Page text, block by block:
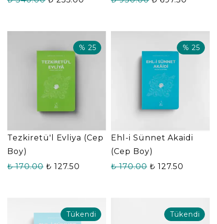
% 25
Tezkiretü'l Evliya (Cep
Boy)
₺ 170.00 ₺ 127.50
% 25
Ehl-i Sünnet Akaidi
(Cep Boy)
₺ 170.00 ₺ 127.50
Tükendi Tükendi